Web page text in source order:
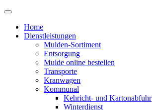
Home
Dienstleistungen
Mulden-Sortiment
Entsorgung
Mulde online bestellen
Transporte
Kranwagen
Kommunal
Kehricht- und Kartonabfuhr
Winterdienst